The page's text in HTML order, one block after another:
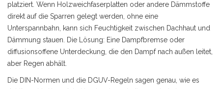
platziert. Wenn Holzweichfaserplatten oder andere Dämmstoffe
direkt auf die Sparren gelegt werden, ohne eine
Unterspannbahn, kann sich Feuchtigkeit zwischen Dachhaut und
Dämmung stauen. Die Lösung: Eine Dampfbremse oder
diffusionsoffene Unterdeckung, die den Dampf nach außen leitet,
aber Regen abhält.
Die DIN-Normen und die DGUV-Regeln sagen genau, wie es